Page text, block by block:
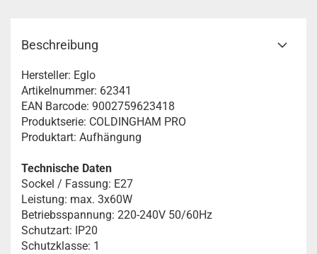
Beschreibung
Hersteller: Eglo
Artikelnummer: 62341
EAN Barcode: 9002759623418
Produktserie: COLDINGHAM PRO
Produktart: Aufhängung
Technische Daten
Sockel / Fassung: E27
Leistung: max. 3x60W
Betriebsspannung: 220-240V 50/60Hz
Schutzart: IP20
Schutzklasse: 1